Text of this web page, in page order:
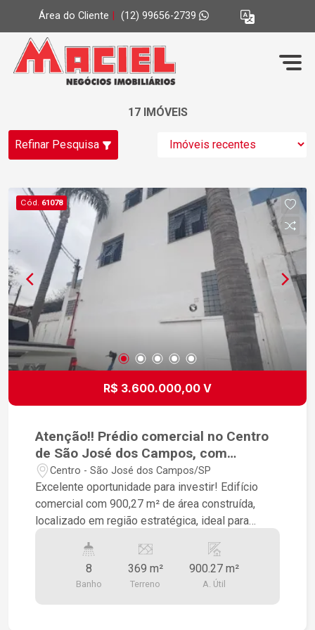
Área do Cliente (12) 99656-2739
17 IMÓVEIS
Refinar Pesquisa
Cód. 61078
R$ 3.600.000,00 V
Atenção!! Prédio comercial no Centro
de São José dos Campos, com
elevador!! construção Nova
Centro - São José dos Campos/SP
Excelente oportunidade para investir! Edifício
comercial com 900,27 m² de área construída,
localizado em região estratégica, ideal para
segmentos. O imóvel conta com 16 amplas salas
comerciais, 8 banheiros, copa e cozinha para
maior comodidade. Possui elevador para facilitar
8
Banho
369 m²
Terreno
900.27 m²
A. Útil